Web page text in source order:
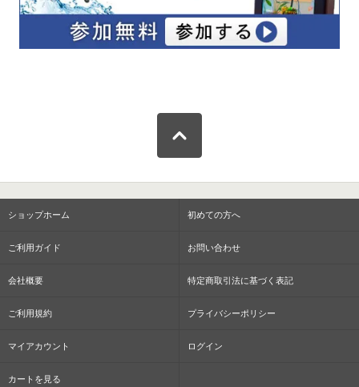
ショップホーム 初めての方へ
ご利用ガイド お問い合わせ
会社概要 特定商取引法に基づく表記
ご利用規約 プライバシーポリシー
マイアカウント ログイン
カートを見る